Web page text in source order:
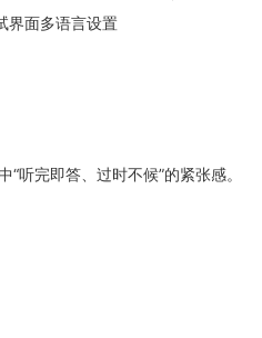
面多语言设置
听完即答、过时不候”的紧张感。